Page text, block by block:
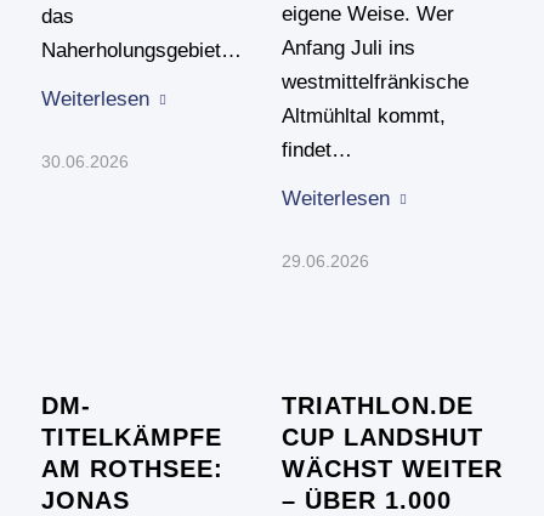
das
Naherholungsgebiet…
Weiterlesen
30.06.2026
eigene Weise. Wer
Anfang Juli ins
westmittelfränkische
Altmühltal kommt,
findet…
Weiterlesen
29.06.2026
DM-
TITELKÄMPFE
AM ROTHSEE:
JONAS
TRIATHLON.DE
CUP LANDSHUT
WÄCHST WEITER
– ÜBER 1.000